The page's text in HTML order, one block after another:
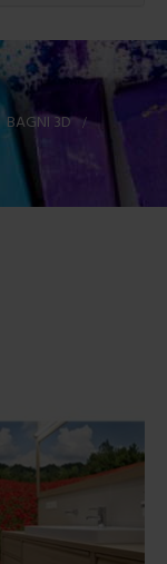
BAGNI 3D >